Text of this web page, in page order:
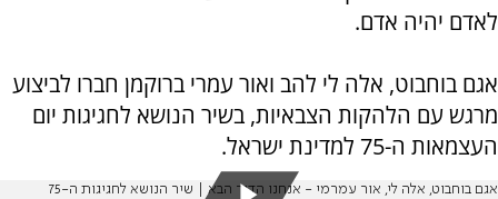
לאדם יהיה אדם.
אגם בוחבוט, אלה לי להב ואור עמרי ברוקמן חברו לביצוע
מרגש עם הלהקות הצבאיות, בשיר הנושא לחגיגות יום
העצמאות ה-75 למדינת ישראל.
אגם בוחבוט, אלה לי, אור עמרמי - אנחנו הדור הבא | שיר הנושא לחגיגות ה-75